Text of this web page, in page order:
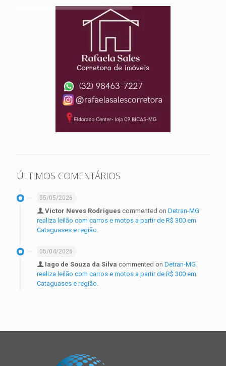
ÚLTIMOS COMENTÁRIOS
05/05/2026
Victor Neves Rodrigues commented on Detran-MG
realiza leilão com carros e motos a partir de R$ 300 em
Cataguases e região.
05/04/2026
Iago de Souza da Silva commented on Detran-MG
realiza leilão com carros e motos a partir de R$ 300 em
Cataguases e região.